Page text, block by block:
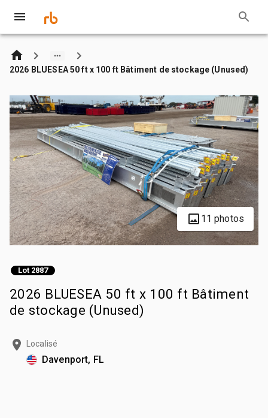
2026 BLUESEA 50 ft x 100 ft Bâtiment de stockage (Unused)
11 photos
Lot 2887
2026 BLUESEA 50 ft x 100 ft Bâtiment
de stockage (Unused)
Localisé
Davenport, FL